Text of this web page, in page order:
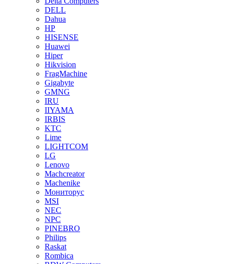
DELL
Dahua
HP
HISENSE
Huawei
Hiper
Hikvision
FragMachine
Gigabyte
GMNG
IRU
IIYAMA
IRBIS
KTC
Lime
LIGHTCOM
LG
Lenovo
Machcreator
Machenike
Мониторус
MSI
NEC
NPC
PINEBRO
Philips
Raskat
Rombica